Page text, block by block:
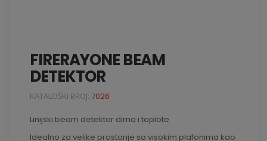
FIRERAYONE BEAM
DETEKTOR
KATALOŠKI BROJ: 7026
Linijski beam detektor dima i toplote
Idealno za velike prostorije sa visokim plafonima kao